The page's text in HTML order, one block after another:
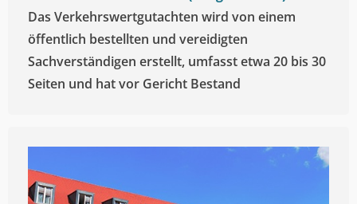
Das Verkehrswertgutachten wird von einem
öffentlich bestellten und vereidigten
Sachverständigen erstellt, umfasst etwa 20 bis 30
Seiten und hat vor Gericht Bestand